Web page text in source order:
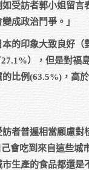
受訪者郭小姐留言
成政治鬥爭。」
的印象大致良好（
），但是對福
比例(63.5%)，高
者普遍相當顧慮對
會吃到來自這些城
生產的食品都還是